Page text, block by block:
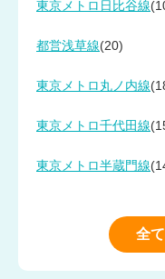
東京メトロ日比谷線
都営浅草線(20)
東京メトロ丸ノ内線
東京メトロ千代田線
東京メトロ半蔵門線
全